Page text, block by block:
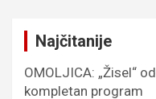
Najčitanije
OMOLJICA: „Žisel“
kompletan program